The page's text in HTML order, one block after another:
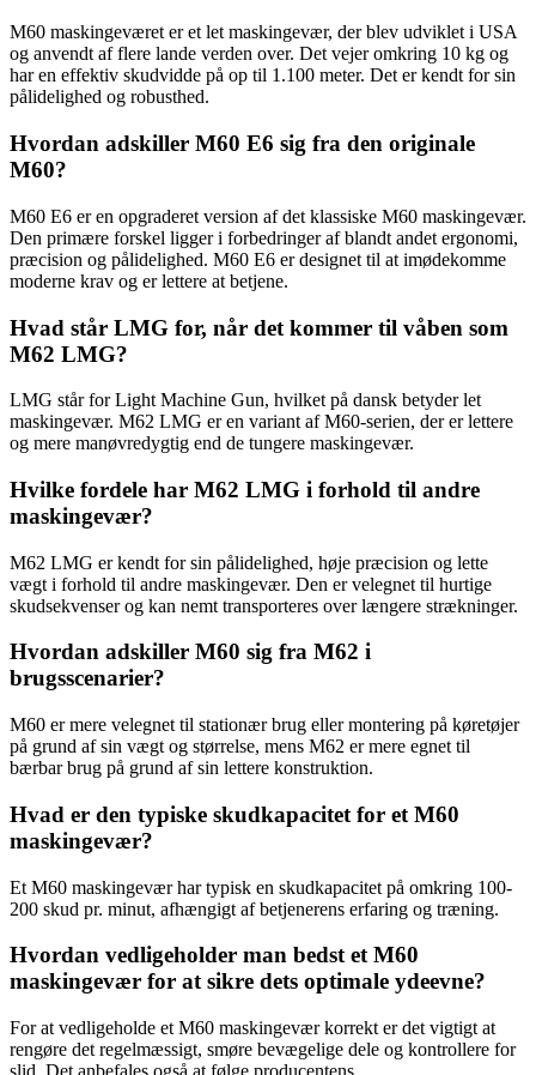
M60 maskingeværet er et let maskingevær, der blev udviklet i USA
og anvendt af flere lande verden over. Det vejer omkring 10 kg og
har en effektiv skudvidde på op til 1.100 meter. Det er kendt for sin
pålidelighed og robusthed.
Hvordan adskiller M60 E6 sig fra den originale
M60?
M60 E6 er en opgraderet version af det klassiske M60 maskingevær.
Den primære forskel ligger i forbedringer af blandt andet ergonomi,
præcision og pålidelighed. M60 E6 er designet til at imødekomme
moderne krav og er lettere at betjene.
Hvad står LMG for, når det kommer til våben som
M62 LMG?
LMG står for Light Machine Gun, hvilket på dansk betyder let
maskingevær. M62 LMG er en variant af M60-serien, der er lettere
og mere manøvredygtig end de tungere maskingevær.
Hvilke fordele har M62 LMG i forhold til andre
maskingevær?
M62 LMG er kendt for sin pålidelighed, høje præcision og lette
vægt i forhold til andre maskingevær. Den er velegnet til hurtige
skudsekvenser og kan nemt transporteres over længere strækninger.
Hvordan adskiller M60 sig fra M62 i
brugsscenarier?
M60 er mere velegnet til stationær brug eller montering på køretøjer
på grund af sin vægt og størrelse, mens M62 er mere egnet til
bærbar brug på grund af sin lettere konstruktion.
Hvad er den typiske skudkapacitet for et M60
maskingevær?
Et M60 maskingevær har typisk en skudkapacitet på omkring 100-
200 skud pr. minut, afhængigt af betjenerens erfaring og træning.
Hvordan vedligeholder man bedst et M60
maskingevær for at sikre dets optimale ydeevne?
For at vedligeholde et M60 maskingevær korrekt er det vigtigt at
rengøre det regelmæssigt, smøre bevægelige dele og kontrollere for
slid. Det anbefales også at følge producentens